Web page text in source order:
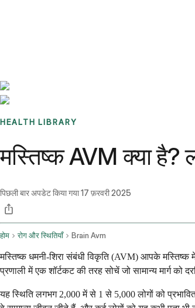
HEALTH LIBRARY
मस्तिष्क AVM क्या है?
पिछली बार अपडेट किया गया17 फ़रवरी 2025
होम रोग और स्थितियाँ Brain Avm
मस्तिष्क धमनी-शिरा संबंधी विकृति (AVM) आपके मस्तिष्क
प्रणाली में एक शॉर्टकट की तरह सोचें जो सामान्य मार्ग को
यह स्थिति लगभग 2,000 में से 1 से 5,000 लोगों को